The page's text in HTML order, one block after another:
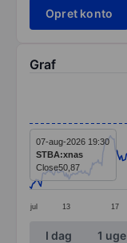
Opret konto
Graf
Line chart with
The chart has
The chart has
jul 13 17
07-aug-2026 19:30
STBA:xnas
Close50,87
End of
I dag 1 uge